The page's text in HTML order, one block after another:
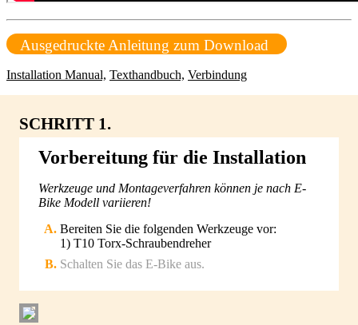
Ausgedruckte Anleitung zum Download
Installation Manual, Texthandbuch, Verbindung
SCHRITT 1.
Vorbereitung für die Installation
Werkzeuge und Montageverfahren können je nach E-
Bike Modell variieren!
Bereiten Sie die folgenden Werkzeuge vor:
1) T10 Torx-Schraubendreher
Schalten Sie das E-Bike aus.